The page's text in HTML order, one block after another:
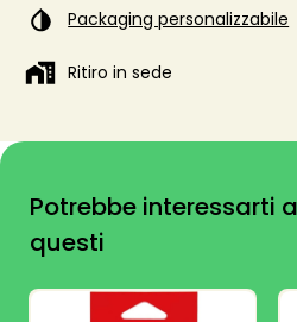
Packaging personalizzabile
Ritiro in sede
Potrebbe interessarti
questi